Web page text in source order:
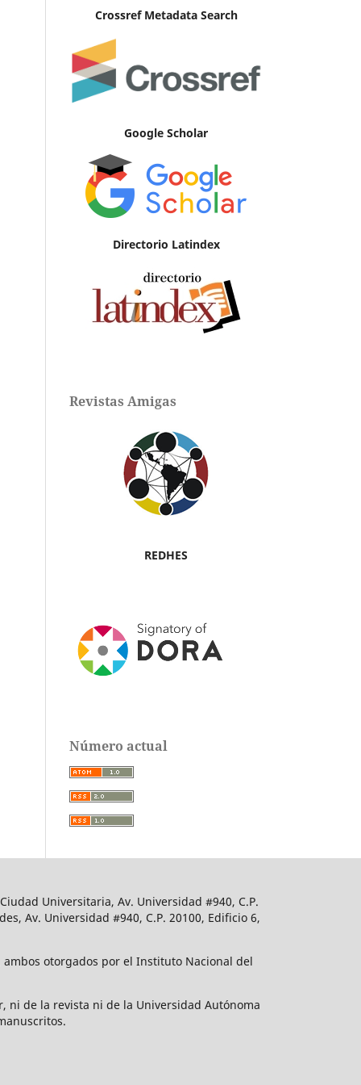
Crossref Metadata Search
Google Scholar
Directorio Latindex
Revistas Amigas
REDHES
Número actual
Universitaria, Av. Universidad #940, C.P.
Av. Universidad #940, C.P. 20100, Edificio 6,
ambos otorgados por el Instituto Nacional del
ni de la revista ni de la Universidad Autónoma